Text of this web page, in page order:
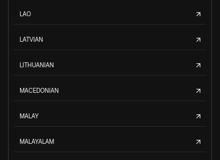
LAO
LATVIAN
LITHUANIAN
MACEDONIAN
MALAY
MALAYALAM